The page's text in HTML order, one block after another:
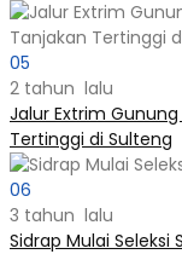
05
2 tahun lalu
Jalur Extrim
Tertinggi di Sulteng
06
3 tahun lalu
Sidrap Mulai Seleksi